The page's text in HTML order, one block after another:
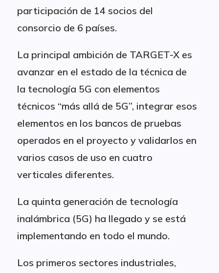
participación de 14 socios del
consorcio de 6 países.
La principal ambición de TARGET-X es
avanzar en el estado de la técnica de
la tecnología 5G con elementos
técnicos “más allá de 5G”, integrar esos
elementos en los bancos de pruebas
operados en el proyecto y validarlos en
varios casos de uso en cuatro
verticales diferentes.
La quinta generación de tecnología
inalámbrica (5G) ha llegado y se está
implementando en todo el mundo.
Los primeros sectores industriales,